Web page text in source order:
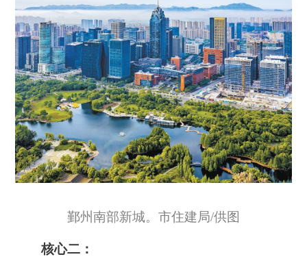
鄞州南部新城。市住建局/供图
核心二：